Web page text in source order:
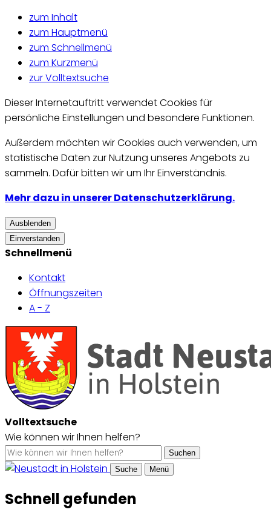
zum Inhalt
zum Hauptmenü
zum Schnellmenü
zum Kurzmenü
zur Volltextsuche
Dieser Internetauftritt verwendet Cookies für
persönliche Einstellungen und besondere Funktionen.
Außerdem möchten wir Cookies auch verwenden, um
statistische Daten zur Nutzung unseres Angebots zu
sammeln. Dafür bitten wir um Ihr Einverständnis.
Mehr dazu in unserer Datenschutzerklärung.
Ausblenden
Einverstanden
Schnellmenü
Kontakt
Öffnungszeiten
A - Z
Volltextsuche
Wie können wir Ihnen helfen?
Suchen
Suche
Menü
Schnell gefunden